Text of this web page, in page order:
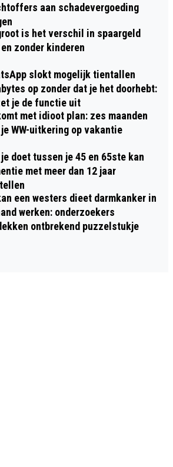
aan schadevergoeding
is het verschil in spaargeld
zonder kinderen
slokt mogelijk tientallen
op zonder dat je het doorhebt:
je de functie uit
met idioot plan: zes maanden
WW-uitkering op vakantie
doet tussen je 45 en 65ste kan
met meer dan 12 jaar
een westers dieet darmkanker in
werken: onderzoekers
ontbrekend puzzelstukje